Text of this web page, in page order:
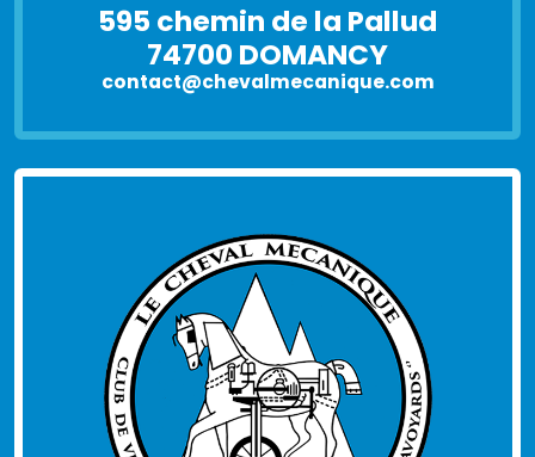
595 chemin de la Pallud
74700 DOMANCY
contact@chevalmecanique.com